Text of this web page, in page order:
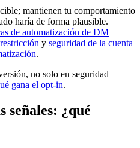
mantienen tu comportamiento
haría de forma plausible.
de automatización de DM
y seguridad de la cuenta
.
no solo en seguridad —
gana el opt-in.
señales: ¿qué